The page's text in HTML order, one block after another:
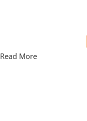
Read More